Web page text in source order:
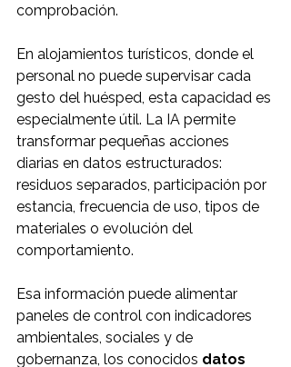
comprobación.
En alojamientos turísticos, donde el
personal no puede supervisar cada
gesto del huésped, esta capacidad es
especialmente útil. La IA permite
transformar pequeñas acciones
diarias en datos estructurados:
residuos separados, participación por
estancia, frecuencia de uso, tipos de
materiales o evolución del
comportamiento.
Esa información puede alimentar
paneles de control con indicadores
ambientales, sociales y de
gobernanza, los conocidos datos